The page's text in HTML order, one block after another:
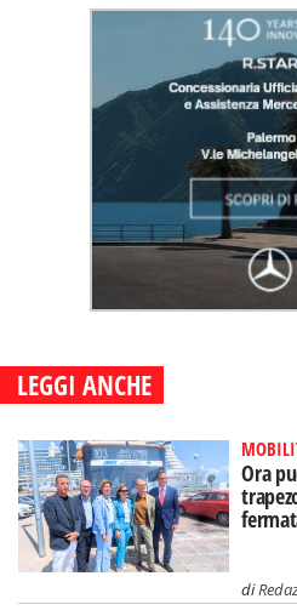
LEGGI ANCHE
Ora
di